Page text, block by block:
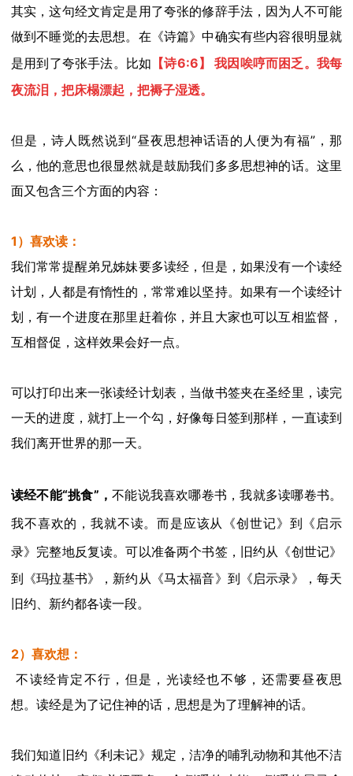
其实，这句经文肯定是用了夸张的修辞手法，因为人不可能
做到不睡觉的去思想。在《诗篇》中确实有些内容很明显就
是用到了夸张手法。比如 【诗6:6】 我因唉哼而困乏。我每
夜流泪，把床榻漂起，把褥子湿透。
但是， 诗人 既然说到“昼夜思想神话语的人便为有福” ，那
么，他的意思也很显然就是鼓励我们多多思想神的话。这里
面又包含三个方面的内容：
1） 喜欢读 ：
我们常常提醒弟兄姊妹要多读经 ，但是 ， 如果没有一个读经
计划 ，人都是有惰性的，常常难以坚持。如果有一个读经计
划，有一个进度在那里赶着你，并且 大家也可以互相监督，
互相督促， 这样效果会好一点。
可以打印出来一张读经计划表，当做书签夹在圣经里，读完
一天的进度， 就打上一个勾，好像每日签到那样， 一直读到
我们离开世界的那一天。
读经不能“挑食”，不能说我喜欢哪卷书，我就多读哪卷书。
我不喜欢的，我就不读。而是应该从《创世记》到《启示
录》完整地反复读。可以准备两个书签， 旧约从《创世记》
到《玛拉基书》， 新约从《马太福音》 到《启示录》，每天
旧约、 新约都各读一段。
2）喜欢想：
不读经肯定不行，但是， 光读经也不够 ，还需要昼夜思
想。读经是为了记住神的话，思想是为了理解神的话。
我们知道 旧约《利未记》规定，洁净的哺乳动物和其他不洁